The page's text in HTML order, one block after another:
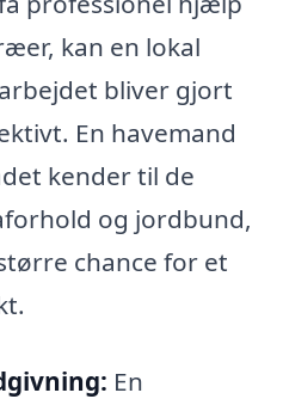
kan en lokal
bliver gjort
En havemand
kender til de
og jordbund,
chance for et
En